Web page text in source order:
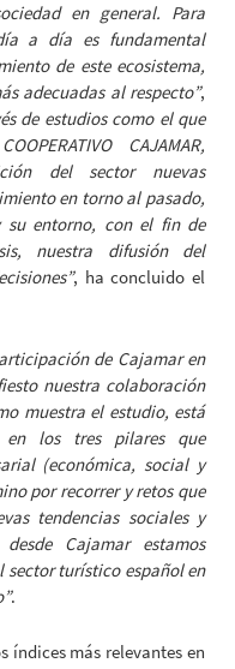
en general. Para
a día es fundamental
de este ecosistema,
adecuadas al respecto”,
de estudios como el que
CAJAMAR,
del sector nuevas
en torno al pasado,
entorno, con el fin de
nuestra difusión del
, ha concluido el
de Cajamar en
nuestra colaboración
muestra el estudio, está
en los tres pilares que
(económica, social y
por recorrer y retos que
tendencias sociales y
Cajamar estamos
sector turístico español en
.
índices más relevantes en